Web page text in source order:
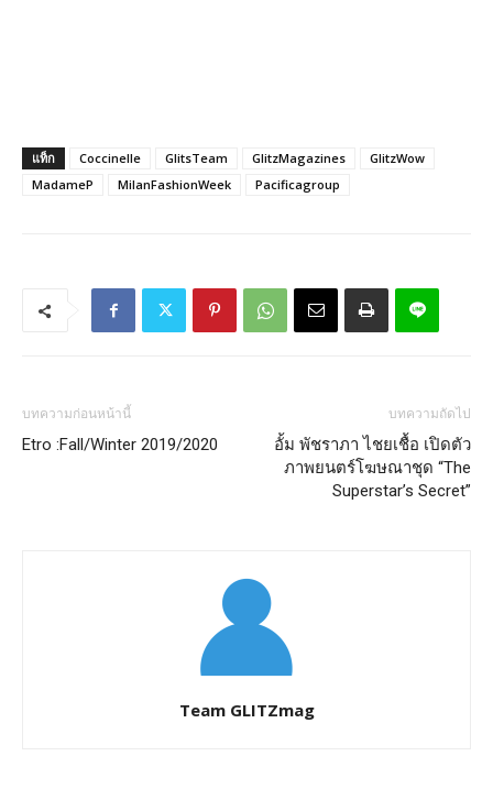
แท็ก Coccinelle GlitsTeam GlitzMagazines
GlitzWow
MadameP
MilanFashionWeek Pacificagroup
บทความก่อนหน้านี้
Etro :Fall/Winter 2019/2020
บทความถัดไป
อั้ม พัชราภา ไชยเชื้อ เปิดตัว
ภาพยนตร์โฆษณาชุด “The
Superstar’s Secret”
Team GLITZmag